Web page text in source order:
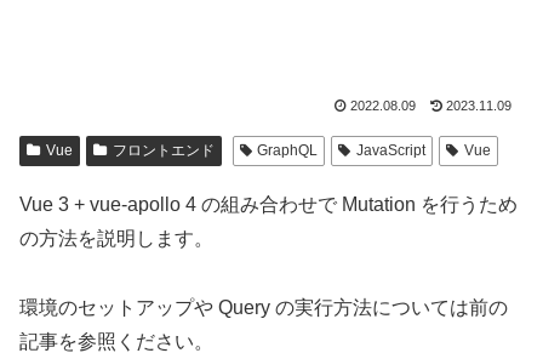
2022.08.09 2023.11.09
Vue フロントエンド GraphQL JavaScript Vue
Vue 3 + vue-apollo 4 の組み合わせで Mutation を行うため
の方法を説明します。
環境のセットアップや Query の実行方法については前の
記事を参照ください。